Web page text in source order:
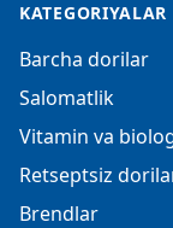
KATEGORIYALAR
Barcha dorilar
Salomatlik
Vitamin va
Retseptsiz
Brendlar